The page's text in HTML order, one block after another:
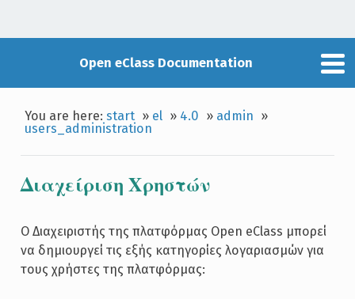
Open eClass Documentation
You are here:start » el » 4.0 » admin »
users_administration
Διαχείριση Χρηστών
Ο Διαχειριστής της πλατφόρμας Open eClass μπορεί
να δημιουργεί τις εξής κατηγορίες λογαριασμών για
τους χρήστες της πλατφόρμας: